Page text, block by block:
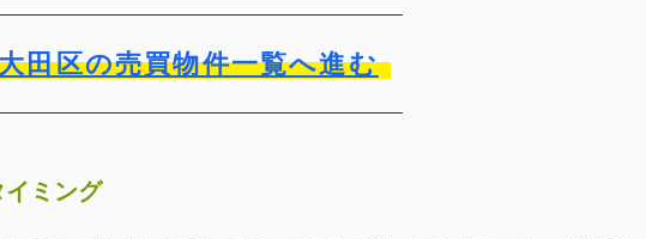
田区の売買物件一覧へ進む
ミング